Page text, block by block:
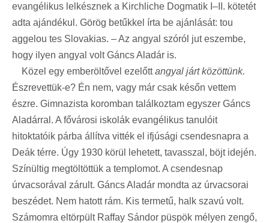
evangélikus lelkésznek a Kirchliche Dogmatik I–II. kötetét
adta ajándékul. Görög betűkkel írta be ajánlását: tou
aggelou tes Slovakias. – Az angyal szóról jut eszembe,
hogy ilyen angyal volt Gáncs Aladár is.
Közel egy emberöltővel ezelőttangyal járt közöttünk.
Észrevettük-e? Én nem, vagy már csak későn vettem
észre. Gimnazista koromban találkoztam egyszer Gáncs
Aladárral. A fővárosi iskolák evangélikus tanulóit
hitoktatóik párba állítva vitték el ifjúsági csendesnapra a
Deák térre. Úgy 1930 körül lehetett, tavasszal, böjt idején.
Színültig megtöltöttük a templomot. A csendesnap
úrvacsorával zárult. Gáncs Aladár mondta az úrvacsorai
beszédet. Nem hatott rám. Kis termetű, halk szavú volt.
Számomra eltörpült Raffay Sándor püspök mélyen zengő,